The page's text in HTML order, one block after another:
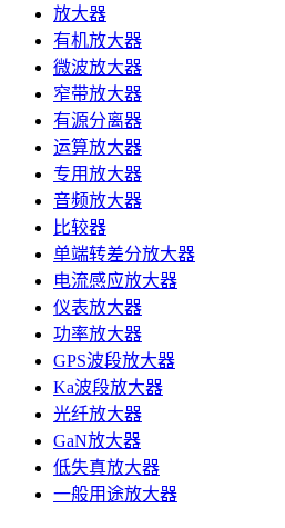
放大器
有机放大器
微波放大器
窄带放大器
有源分离器
运算放大器
专用放大器
音频放大器
比较器
单端转差分放大器
电流感应放大器
仪表放大器
功率放大器
GPS波段放大器
Ka波段放大器
光纤放大器
GaN放大器
低失真放大器
一般用途放大器